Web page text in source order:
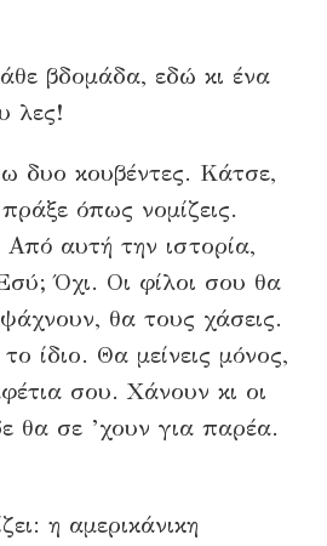
βδομάδα, εδώ κι ένα
λες!
δυο κουβέντες. Κάτσε,
όπως νομίζεις.
αυτή την ιστορία,
Όχι. Οι φίλοι σου θα
θα τους χάσεις.
ίδιο. Θα μείνεις μόνος,
σου. Χάνουν κι οι
θα σε ’χουν για παρέα.
η αμερικάνικη